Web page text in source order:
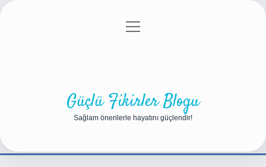
Gizlilik Politikası
menüyü
Güçlü Fikirler Blogu
Sağlam önerilerle hayatını güçlendir!